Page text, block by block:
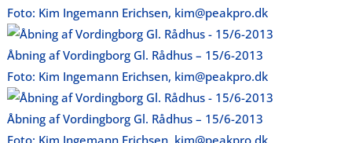
Foto: Kim Ingemann Erichsen, kim@peakpro.dk
Åbning af Vordingborg Gl. Rådhus – 15/6-2013
Foto: Kim Ingemann Erichsen, kim@peakpro.dk
Åbning af Vordingborg Gl. Rådhus – 15/6-2013
Foto: Kim Ingemann Erichsen, kim@peakpro.dk